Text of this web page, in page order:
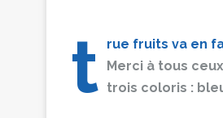
t rue fruits va en
Merci à tous
trois coloris :